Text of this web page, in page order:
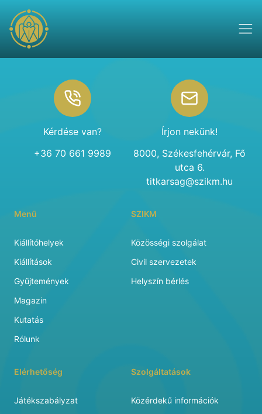
Kérdése van?
+36 70 661 9989
Írjon nekünk!
8000, Székesfehérvár, Fő
utca 6.
titkarsag@szikm.hu
Menü
Kiállítóhelyek
Kiállítások
Gyűjtemények
Magazin
Kutatás
Rólunk
SZIKM
Közösségi szolgálat
Civil szervezetek
Helyszín bérlés
Elérhetőség
Játékszabályzat
Szolgáltatások
Közérdekű információk